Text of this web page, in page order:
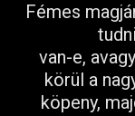
Fémes
van-e,
körül a
köpeny,